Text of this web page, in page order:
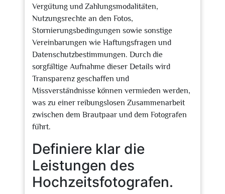
Vergütung und Zahlungsmodalitäten,
Nutzungsrechte an den Fotos,
Stornierungsbedingungen sowie sonstige
Vereinbarungen wie Haftungsfragen und
Datenschutzbestimmungen. Durch die
sorgfältige Aufnahme dieser Details wird
Transparenz geschaffen und
Missverständnisse können vermieden werden,
was zu einer reibungslosen Zusammenarbeit
zwischen dem Brautpaar und dem Fotografen
führt.
Definiere klar die
Leistungen des
Hochzeitsfotografen.